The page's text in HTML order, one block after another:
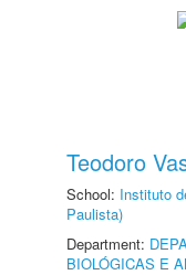
Teodoro
School: Instituto
Paulista)
Department:
BIOLÓGICAS E